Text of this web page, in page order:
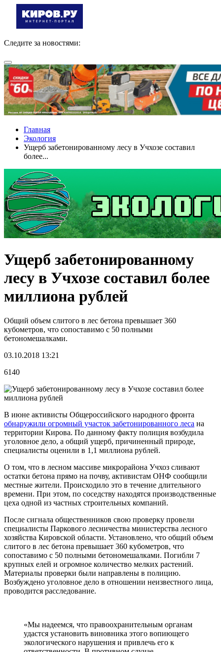
Следите за новостями:
Главная
Экология
Ущерб забетонированному лесу в Учхозе составил
более...
Ущерб забетонированному
лесу в Учхозе составил более
миллиона рублей
Общий объем слитого в лес бетона превышает 360
кубометров, что сопоставимо с 50 полными
бетономешалками.
03.10.2018 13:21
6140
В июне активисты Общероссийского народного фронта
обнаружили огромный участок забетонированного леса на
территории Кирова. По данному факту полиция возбудила
уголовное дело, а общий ущерб, причиненный природе,
специалисты оценили в 1,1 миллиона рублей.
О том, что в лесном массиве микрорайона Учхоз сливают
остатки бетона прямо на почву, активистам ОНФ сообщили
местные жители. Происходило это в течение длительного
времени. При этом, по соседству находятся производственные
цеха одной из частных строительных компаний.
После сигнала общественников свою проверку провели
специалисты Паркового лесничества министерства лесного
хозяйства Кировской области. Установлено, что общий объем
слитого в лес бетона превышает 360 кубометров, что
сопоставимо с 50 полными бетономешалками. Погибли 7
крупных елей и огромное количество мелких растений.
Материалы проверки были направлены в полицию.
Возбуждено уголовное дело в отношении неизвестного лица,
проводится расследование.
«Мы надеемся, что правоохранительным органам
удастся установить виновника этого вопиющего
экологического нарушения и привлечь его к